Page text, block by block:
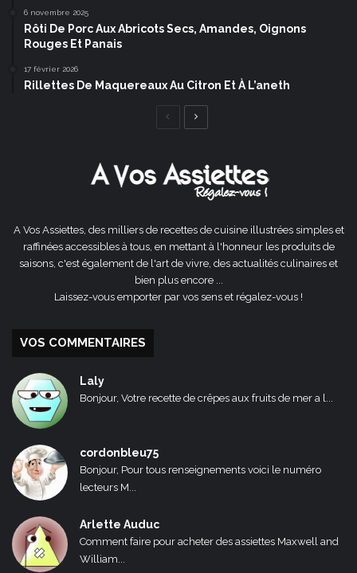
6 novembre 2025
Rôti De Porc Aux Abricots Secs, Amandes, Oignons
Rouges Et Panais
17 février 2026
Rillettes De Maquereaux Au Citron Et À L’aneth
Page
A Vos Assiettes, des milliers de recettes de cuisine illustrées simples et
raffinées accessibles à tous, en mettant à l'honneur les produits de
saisons, c'est également de l'art de vivre, des actualités culinaires et
bien plus encore ...
Laissez-vous emporter par vos sens et régalez-vous !
VOS COMMENTAIRES
Laly
Bonjour, Votre recette de crêpes aux fruits de mer a l...
cordonbleu75
Bonjour, Pour tous renseignements voici le numéro
lecteurs M...
Arlette Auduc
Comment faire pour acheter des assiettes Maxwell and
William...